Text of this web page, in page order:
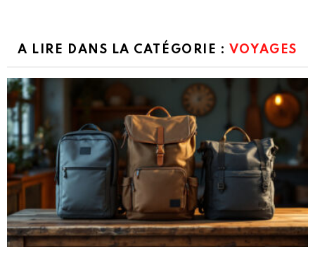
A LIRE DANS LA CATÉGORIE : VOYAGES